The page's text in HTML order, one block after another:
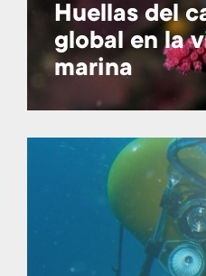
Huellas del
global en la
marina